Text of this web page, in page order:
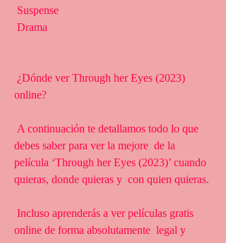
Suspense
Drama
online?
debes saber para ver la mejore  de la
película ‘Through her Eyes (2023)’ cuando
quieras, donde quieras y  con quien quieras.
online de forma absolutamente  legal y